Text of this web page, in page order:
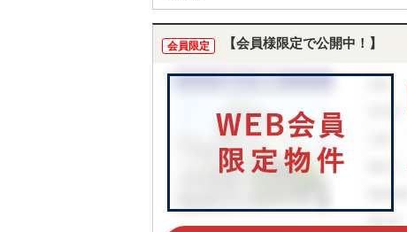
会員限定 【会員様限定で公開中！】